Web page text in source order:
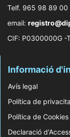
Telf. 965 98 89 00
email:
CIF: P0300000G -
Informació
Avís legal
Política de
Política de Cookies
Declaració